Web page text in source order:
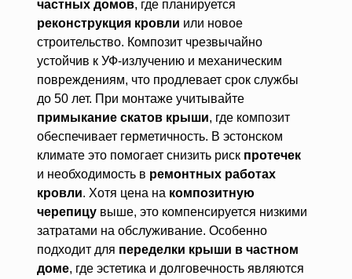
частных домов, где планируется
реконструкция кровли или новое
строительство. Композит чрезвычайно
устойчив к УФ-излучению и механическим
повреждениям, что продлевает срок службы
до 50 лет. При монтаже учитывайте
примыкание скатов крыши, где композит
обеспечивает герметичность. В эстонском
климате это помогает снизить риск протечек
и необходимость в ремонтных работах
кровли. Хотя цена на композитную
черепицувыше, это компенсируется низкими
затратами на обслуживание. Особенно
подходит для переделки крыши в частном
доме, где эстетика и долговечность являются